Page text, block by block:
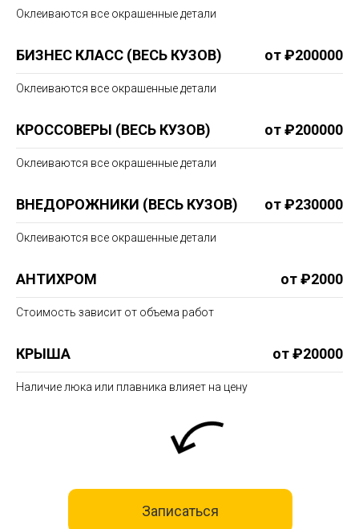
Оклеиваются все окрашенные детали
БИЗНЕС КЛАСС (ВЕСЬ КУЗОВ) от ₽200000
Оклеиваются все окрашенные детали
КРОССОВЕРЫ (ВЕСЬ КУЗОВ) от ₽200000
Оклеиваются все окрашенные детали
ВНЕДОРОЖНИКИ (ВЕСЬ КУЗОВ) от ₽230000
Оклеиваются все окрашенные детали
АНТИХРОМ от ₽2000
Стоимость зависит от объема работ
КРЫША от ₽20000
Наличие люка или плавника влияет на цену
Записаться